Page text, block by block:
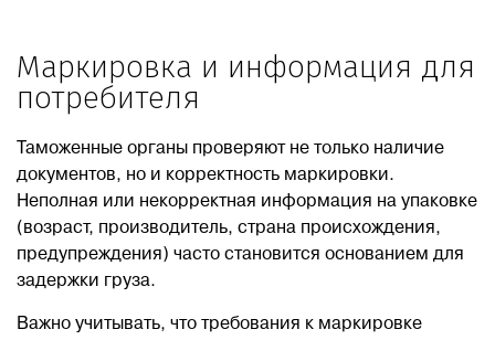
Маркировка и информация для
потребителя
Таможенные органы проверяют не только наличие
документов, но и корректность маркировки.
Неполная или некорректная информация на упаковке
(возраст, производитель, страна происхождения,
предупреждения) часто становится основанием для
задержки груза.
Важно учитывать, что требования к маркировке